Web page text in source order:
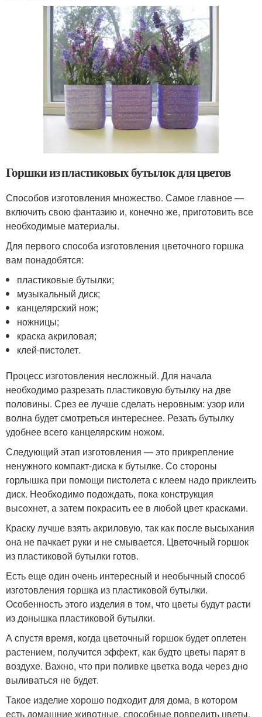
Горшки из пластиковых бутылок для цветов
Способов изготовления множество. Самое главное —
включить свою фантазию и, конечно же, приготовить все
необходимые материалы.
Для первого способа изготовления цветочного горшка
вам понадобятся:
пластиковые бутылки;
музыкальный диск;
канцелярский нож;
ножницы;
краска акриловая;
клей-пистолет.
Процесс изготовления несложный. Для начала
необходимо разрезать пластиковую бутылку на две
половины. Срез ее лучше сделать неровным: узор или
волна будет смотреться интереснее. Резать бутылку
удобнее всего канцелярским ножом.
Следующий этап изготовления — это прикрепление
ненужного компакт-диска к бутылке. Со стороны
горлышка при помощи пистолета с клеем надо приклеить
диск. Необходимо подождать, пока конструкция
высохнет, а затем покрасить ее в любой цвет красками.
Краску лучше взять акриловую, так как после высыхания
она не пачкает руки и не смывается. Цветочный горшок
из пластиковой бутылки готов.
Есть еще один очень интересный и необычный способ
изготовления горшка из пластиковой бутылки.
Особенность этого изделия в том, что цветы будут расти
из донышка пластиковой бутылки.
А спустя время, когда цветочный горшок будет оплетен
растением, получится эффект, как будто цветы парят в
воздухе. Важно, что при поливке цветка вода через дно
выливаться не будет.
Такое изделие хорошо подходит для дома, в котором
есть домашние животные, способные повредить цветы,